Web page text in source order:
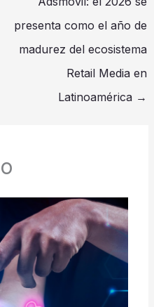
presenta como el año de
madurez del ecosistema
Retail Media en
Latinoamérica →